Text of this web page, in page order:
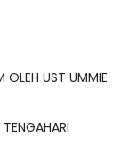
OLEH UST UMMIE